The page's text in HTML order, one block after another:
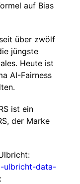
auf Bias
über zwölf
jüngste
Heute ist
AI-Fairness
ist ein
der Marke
ulbricht-data-